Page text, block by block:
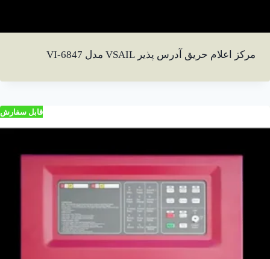
مرکز اعلام حریق آدرس پذیر VSAIL مدل VI-6847
قابل سفارش